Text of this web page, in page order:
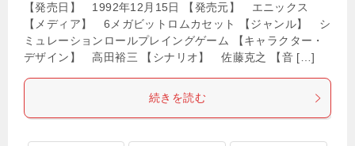
【発売日】 1992年12月15日 【発売元】 エニックス
【メディア】 6メガビットロムカセット 【ジャンル】 シ
ミュレーションロールプレイングゲーム 【キャラクター・
デザイン】 高田裕三 【シナリオ】 佐藤克之 【音 […]
続きを読む